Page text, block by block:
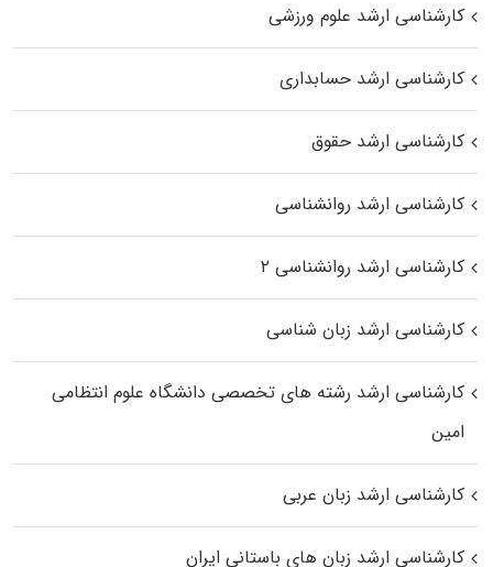
کارشناسی ارشد علوم ورزشی
کارشناسی ارشد حسابداری
کارشناسی ارشد حقوق
کارشناسی ارشد روانشناسی
کارشناسی ارشد روانشناسی ۲
کارشناسی ارشد زبان شناسی
کارشناسی ارشد رﺷﺘﻪ ﻫﺎی تخصصی داﻧﺸﮕﺎه ﻋﻠﻮم انتظامی
اﻣﻴﻦ
کارشناسی ارشد زبان عربی
کارشناسی ارشد زبان‌ های باستانی ایران